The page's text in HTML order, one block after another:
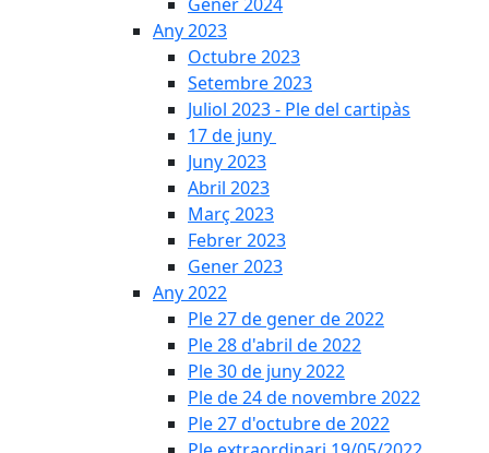
Any 2023
Octubre 2023
Setembre 2023
Juliol 2023 - Ple del cartipàs
17 de juny
Juny 2023
Abril 2023
Març 2023
Febrer 2023
Gener 2023
Any 2022
Ple 27 de gener de 2022
Ple 28 d'abril de 2022
Ple 30 de juny 2022
Ple de 24 de novembre 2022
Ple 27 d'octubre de 2022